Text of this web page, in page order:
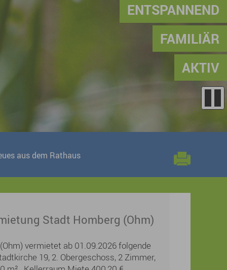
ENTSPANNEND
FAMILIÄR
AKTIV
aus dem Rathaus
Stadt Homberg (Ohm)
vermietet ab 01.09.2026 folgende
19, 2. Obergeschoss, 2 Zimmer,